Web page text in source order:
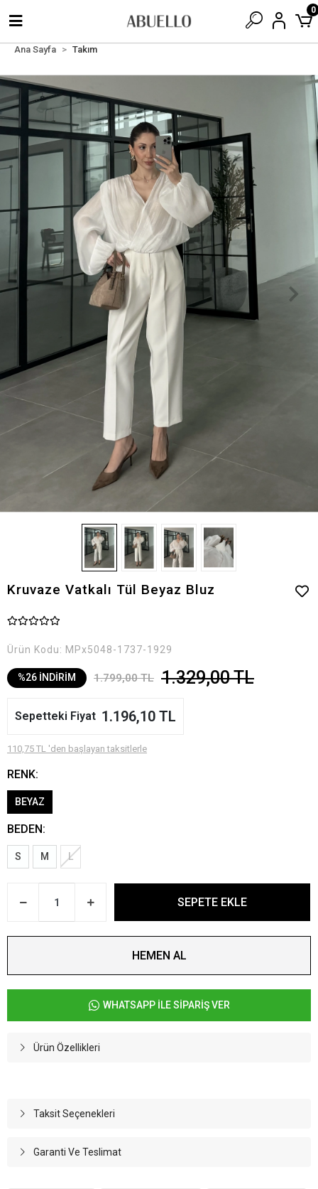
0
Ana Sayfa Takım
Kruvaze Vatkalı Tül Beyaz Bluz
Ürün Kodu: MPx5048-1737-1929
%26 İNDİRİM 1.799,00 TL 1.329,00 TL
Sepetteki Fiyat 1.196,10 TL
110,75 TL 'den başlayan taksitlerle
RENK:
BEYAZ
BEDEN:
S M L
SEPETE EKLE
HEMEN AL
WHATSAPP İLE SİPARİŞ VER
Ürün Özellikleri
Taksit Seçenekleri
Garanti Ve Teslimat